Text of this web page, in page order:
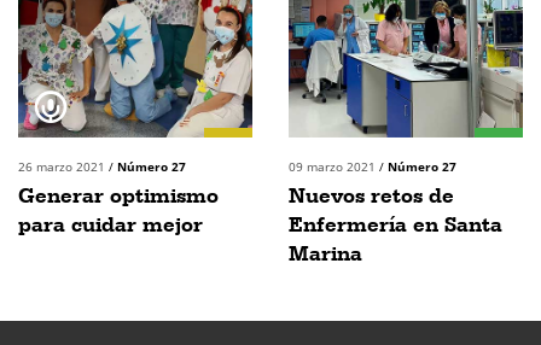
26 marzo 2021 / Número 27
Generar optimismo
para cuidar mejor
09 marzo 2021 / Número 27
Nuevos retos de
Enfermería en Santa
Marina